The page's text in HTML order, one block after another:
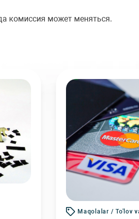
комиссия может меняться.
Maqolalar / To'lov